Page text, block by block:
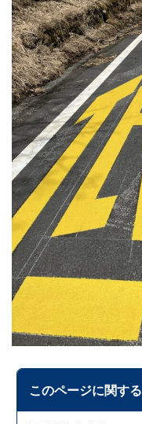
このページに関する